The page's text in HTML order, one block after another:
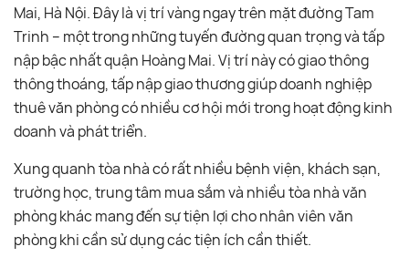
Mai, Hà Nội. Đây là vị trí vàng ngay trên mặt đường Tam
Trinh – một trong những tuyến đường quan trọng và tấp
nập bậc nhất quận Hoàng Mai. Vị trí này có giao thông
thông thoáng, tấp nập giao thương giúp doanh nghiệp
thuê văn phòng có nhiều cơ hội mới trong hoạt động kinh
doanh và phát triển.
Xung quanh tòa nhà có rất nhiều bệnh viện, khách sạn,
trường học, trung tâm mua sắm và nhiều tòa nhà văn
phòng khác mang đến sự tiện lợi cho nhân viên văn
phòng khi cần sử dụng các tiện ích cần thiết.